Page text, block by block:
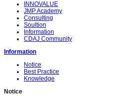
INNOVALUE
JMP Academy
Consulting
Soultion
Information
CDAJ Community
Information
Notice
Best Practice
Knowledge
Notice